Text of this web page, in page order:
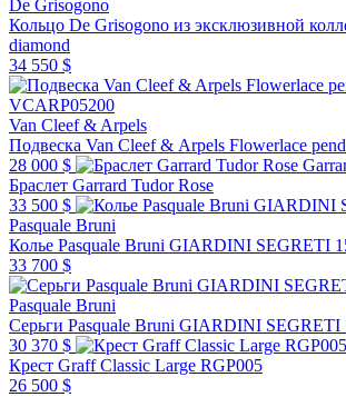
De Grisogono
Кольцо De Grisogono из эксклюзивной коллекции Emerald and
diamond
34 550 $
Van Cleef & Arpels
Подвеска Van Cleef & Arpels Flowerlace
28 000 $
Браслет Garrard Tudor Rose
33 500 $
Pasquale Bruni
Колье Pasquale Bruni GIARDINI SEGRETI
33 700 $
Pasquale Bruni
Серьги Pasquale Bruni GIARDINI SEGRETI
30 370 $
Крест Graff Classic Large RGP005
26 500 $